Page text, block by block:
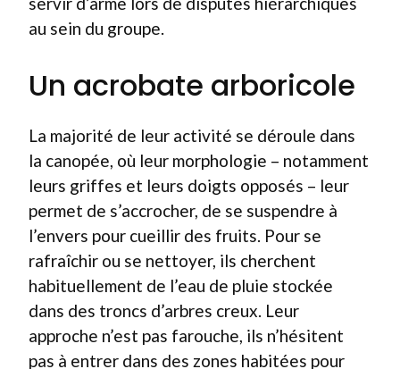
au sein du groupe.
Un acrobate arboricole
La majorité de leur activité se déroule dans
la canopée, où leur morphologie – notamment
leurs griffes et leurs doigts opposés – leur
permet de s’accrocher, de se suspendre à
l’envers pour cueillir des fruits. Pour se
rafraîchir ou se nettoyer, ils cherchent
habituellement de l’eau de pluie stockée
dans des troncs d’arbres creux. Leur
approche n’est pas farouche, ils n’hésitent
pas à entrer dans des zones habitées pour